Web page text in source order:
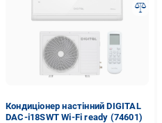
Кондиціонер настінний DIGITAL
DAC-i18SWT Wi-Fi ready (74601)